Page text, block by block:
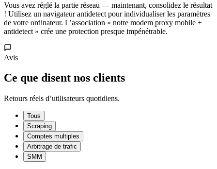
Vous avez réglé la partie réseau — maintenant, consolidez le résultat
! Utilisez un navigateur antidetect pour individualiser les paramètres
de votre ordinateur. L’association « notre modem proxy mobile +
antidetect » crée une protection presque impénétrable.
Avis
Ce que disent nos clients
Retours réels d’utilisateurs quotidiens.
Tous
Scraping
Comptes multiples
Arbitrage de trafic
SMM